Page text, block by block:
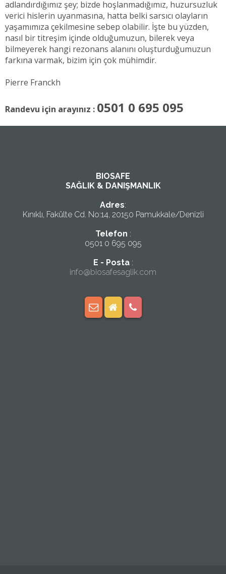
adlandırdığımız şey; bizde hoşlanmadığımız, huzursuzluk
verici hislerin uyanmasına, hatta belki sarsıcı olayların
yaşamımıza çekilmesine sebep olabilir. İşte bu yüzden,
nasıl bir titreşim içinde olduğumuzun, bilerek veya
bilmeyerek hangi rezonans alanını oluşturduğumuzun
farkına varmak, bizim için çok mühimdir.
Pierre Franckh
Randevu için arayınız : 0501 0 695 095
BIOSAFE
SAĞLIK & DANIŞMANLIK
Adres:
Kınıklı, Fakülte Cd. No:14, 20150 Pamukkale/Denizli
Telefon :
0501 0 695 095
E - Posta:
info@biosafesaglik.com